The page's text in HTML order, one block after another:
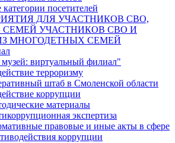
посетителей
ДЛЯ УЧАСТНИКОВ СВО,
СЕМЕЙ УЧАСТНИКОВ СВО И
МНОГОДЕТНЫХ СЕМЕЙ
виртуальный филиал"
терроризму
штаб в Смоленской области
коррупции
материалы
экспертиза
правовые и иные акты в сфере
коррупции